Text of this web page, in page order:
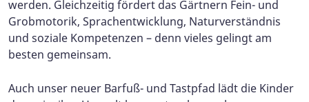
werden. Gleichzeitig fördert das Gärtnern Fein- und
Grobmotorik, Sprachentwicklung, Naturverständnis
und soziale Kompetenzen – denn vieles gelingt am
besten gemeinsam.
Auch unser neuer Barfuß- und Tastpfad lädt die Kinder